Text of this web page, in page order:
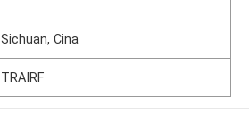
Sichuan, Cina
TRAIRF